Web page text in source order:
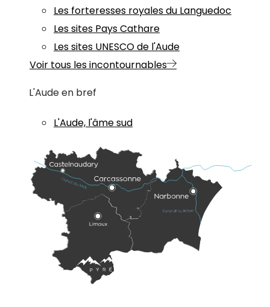
Les forteresses royales du Languedoc
Les sites Pays Cathare
Les sites UNESCO de l'Aude
Voir tous les incontournables
L'Aude en bref
L'Aude, l'âme sud